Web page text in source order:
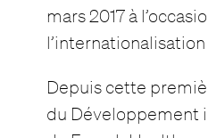
mars 2017 à
Depuis cette
du Développement